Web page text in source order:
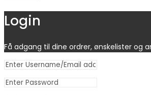
Login
Få adgang til dine ordrer, ønskelister og